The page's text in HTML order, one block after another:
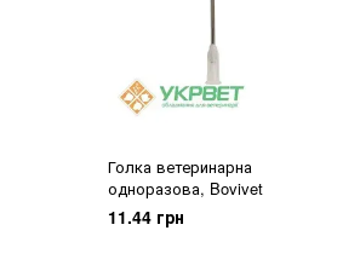
Голка ветеринарна
одноразова, Bovivet
11.44 грн